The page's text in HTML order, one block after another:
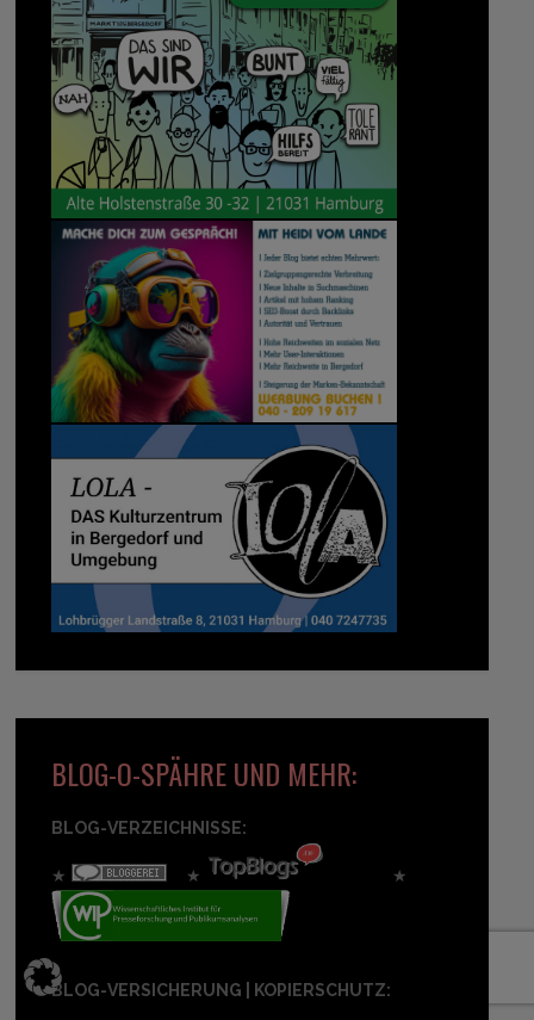
BLOG-O-SPÄHRE UND MEHR:
BLOG-VERZEICHNISSE:
★ ★ ★
BLOG-VERSICHERUNG | KOPIERSCHUTZ: